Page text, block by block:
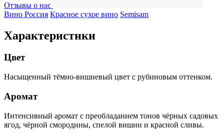
Отзывы о нас
Вино Россия Красное сухое вино Semisam
Характеристики
Цвет
Насыщенный тёмно-вишневый цвет с рубиновым оттенком.
Аромат
Интенсивный аромат с преобладанием тонов чёрных садовых
ягод, чёрной смородины, спелой вишни и красной сливы.